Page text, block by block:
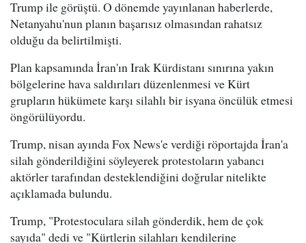
Trump ile görüştü. O dönemde yayınlanan haberlerde,
Netanyahu'nun planın başarısız olmasından rahatsız
olduğu da belirtilmişti.
Plan kapsamında İran'ın Irak Kürdistanı sınırına yakın
bölgelerine hava saldırıları düzenlenmesi ve Kürt
grupların hükümete karşı silahlı bir isyana öncülük etmesi
öngörülüyordu.
Trump, nisan ayında Fox News'e verdiği röportajda İran'a
silah gönderildiğini söyleyerek protestoların yabancı
aktörler tarafından desteklendiğini doğrular nitelikte
açıklamada bulundu.
Trump, "Protestoculara silah gönderdik, hem de çok
sayıda" dedi ve "Kürtlerin silahları kendilerine